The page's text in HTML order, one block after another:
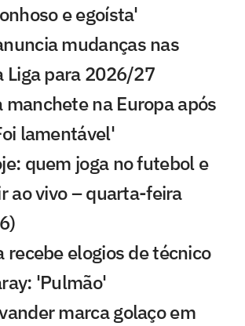
e egoísta'
mudanças nas
Liga para 2026/27
manchete na Europa após
lamentável'
quem joga no futebol e
ao vivo – quarta-feira
recebe elogios de técnico
'Pulmão'
marca golaço em